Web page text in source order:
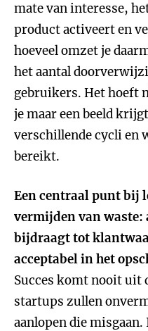
mate van interesse,
product activeert en
hoeveel omzet je
het aantal
gebruikers. Het hoeft
je maar een beeld
verschillende cycli en
bereikt.
Een centraal punt bij
vermijden van
bijdraagt tot
acceptabel in het
Succes komt nooit uit
startups zullen
aanlopen die